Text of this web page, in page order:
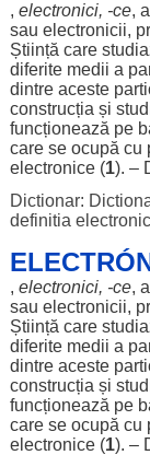
, electronici, -ce,
sau electronicii,
Știință care
diferite medii a
dintre aceste
construcția și
funcționează pe
care se ocupă cu
electronice(1). –
Dictionar:
definitia
, electronici, -ce,
sau electronicii,
Știință care
diferite medii a
dintre aceste
construcția și
funcționează pe
care se ocupă cu
electronice(1). –